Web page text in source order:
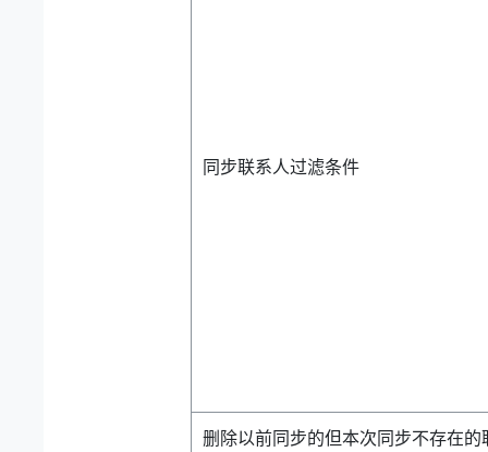
同步联系人过滤条件
删除以前同步的但本次同步不存在的